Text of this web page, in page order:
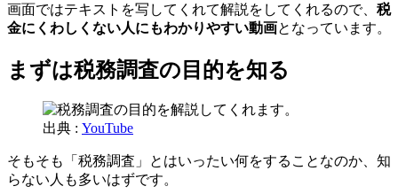
画面ではテキストを写してくれて解説をしてくれるので、 税
金にくわしくない人にもわかりやすい動画となっています。
まずは税務調査の目的を知る
出典 : YouTube
そもそも「税務調査」とはいったい何をすることなのか、知
らない人も多いはずです。